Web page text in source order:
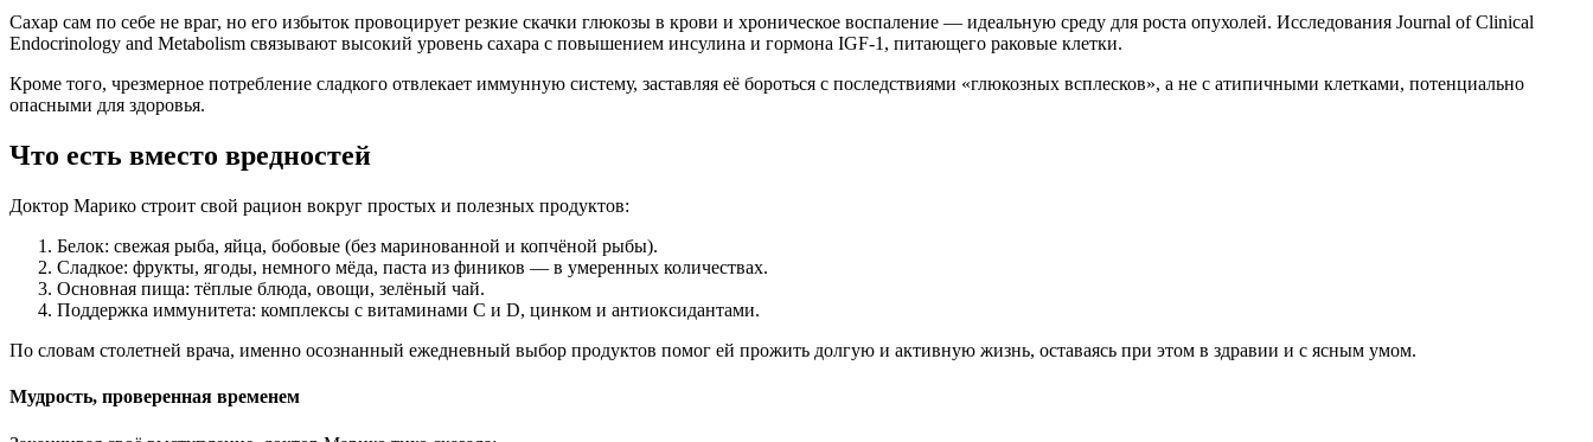
Сахар сам по себе не враг, но его избыток провоцирует резкие скачки глюкозы в крови и хроническое воспаление — идеальную среду для роста опухолей. Исследования Journal of Clinical
Endocrinology and Metabolism связывают высокий уровень сахара с повышением инсулина и гормона IGF-1, питающего раковые клетки.
Кроме того, чрезмерное потребление сладкого отвлекает иммунную систему, заставляя её бороться с последствиями «глюкозных всплесков», а не с атипичными клетками, потенциально
опасными для здоровья.
Что есть вместо вредностей
Доктор Марико строит свой рацион вокруг простых и полезных продуктов:
Белок: свежая рыба, яйца, бобовые (без маринованной и копчёной рыбы).
Сладкое: фрукты, ягоды, немного мёда, паста из фиников — в умеренных количествах.
Основная пища: тёплые блюда, овощи, зелёный чай.
Поддержка иммунитета: комплексы с витаминами C и D, цинком и антиоксидантами.
По словам столетней врача, именно осознанный ежедневный выбор продуктов помог ей прожить долгую и активную жизнь, оставаясь при этом в здравии и с ясным умом.
Мудрость, проверенная временем